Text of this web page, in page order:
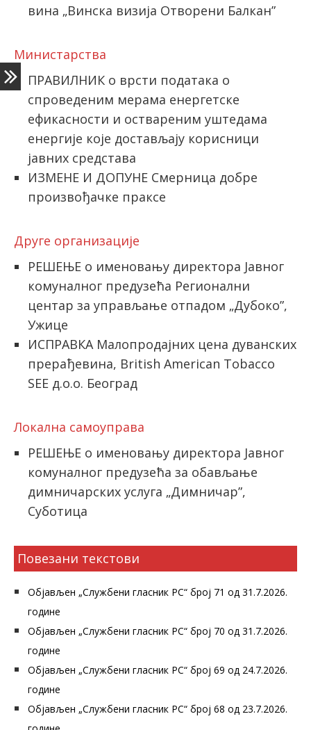
вина „Винска визија Отворени Балкан”
Министарства
ПРАВИЛНИК о врсти података о
спроведеним мерама енергетске
ефикасности и оствареним уштедама
енергије које достављају корисници
јавних средстава
ИЗМЕНЕ И ДОПУНЕ Смерница добре
произвођачке праксе
Друге организације
РЕШЕЊE о именовању директора Јавног
комуналног предузећа Регионални
центар за управљање отпадом „Дубоко”,
Ужице
ИСПРАВКА Малопродајниx цена дуванских
прерађевина, British American Tobacco
SEE д.о.о. Београд
Локална самоуправа
РЕШЕЊЕ о именовању директора Јавног
комуналног предузећа за обављање
димничарских услуга „Димничар”,
Суботица
Повезани текстови
Објављен „Службени гласник РС“ број 71 од 31.7.2026.
године
Објављен „Службени гласник РС“ број 70 од 31.7.2026.
године
Објављен „Службени гласник РС“ број 69 од 24.7.2026.
године
Објављен „Службени гласник РС“ број 68 од 23.7.2026.